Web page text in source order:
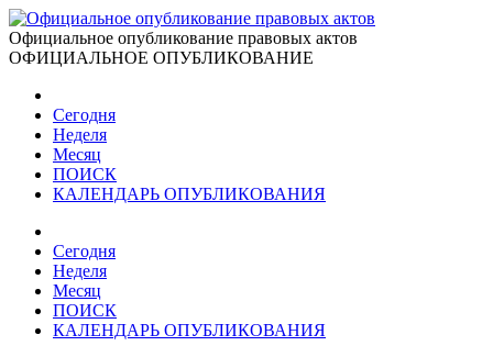
Официальное опубликование правовых актов
ОФИЦИАЛЬНОЕ ОПУБЛИКОВАНИЕ
Сегодня
Неделя
Месяц
ПОИСК
КАЛЕНДАРЬ ОПУБЛИКОВАНИЯ
Сегодня
Неделя
Месяц
ПОИСК
КАЛЕНДАРЬ ОПУБЛИКОВАНИЯ